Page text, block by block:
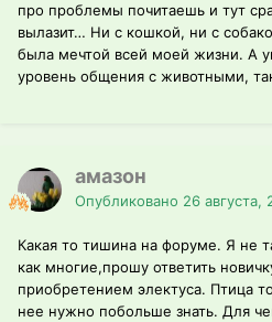
про проблемы почитаешь и тут
вылазит… Ни с кошкой, ни с
была мечтой всей моей жизни. А
уровень общения с животными,
амазон
Опубликовано 26 августа,
Какая то тишина на форуме. Я не
как многие,прошу ответить
приобретением электуса. Птица
нее нужно побольше знать. Для